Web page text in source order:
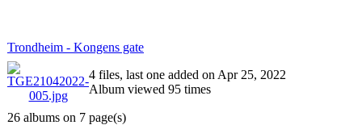
Trondheim - Kongens gate
4 files, last one added on Apr 25, 2022
Album viewed 95 times
26 albums on 7 page(s)